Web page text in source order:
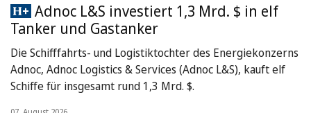
Adnoc L&S investiert 1,3 Mrd. $ in elf
Tanker und Gastanker
Die Schifffahrts- und Logistiktochter des Energiekonzerns
Adnoc, Adnoc Logistics & Services (Adnoc L&S), kauft elf
Schiffe für insgesamt rund 1,3 Mrd. $.